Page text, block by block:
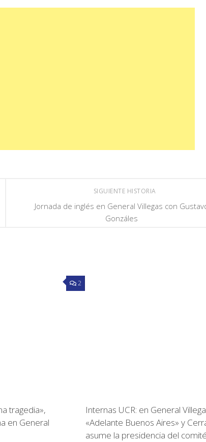
SIGUIENTE HISTORIA
Jornada de inglés en General Villegas con
Gonzáles
2
tragedia»,
en General
Internas UCR: en General
«Adelante Buenos Aires» y
asume la presidencia del